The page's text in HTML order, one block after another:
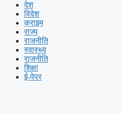
देश
विदेश
क्राइम
राज्य
राजनीति
स्वास्थ्य
राजनीति
शिक्षा
ई-पेपर